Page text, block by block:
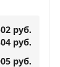
руб.
руб.
руб.